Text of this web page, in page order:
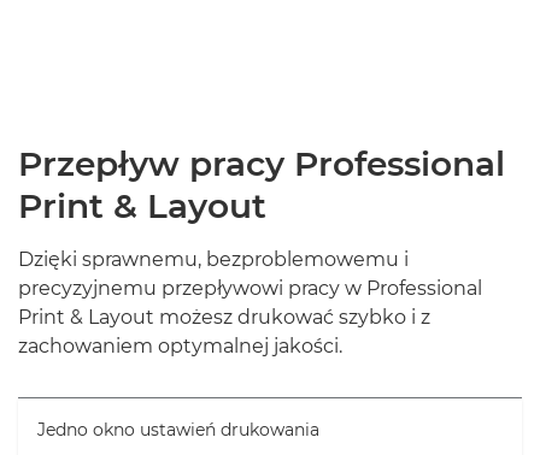
Przepływ pracy Professional
Print & Layout
Dzięki sprawnemu, bezproblemowemu i
precyzyjnemu przepływowi pracy w Professional
Print & Layout możesz drukować szybko i z
zachowaniem optymalnej jakości.
Jedno okno ustawień drukowania